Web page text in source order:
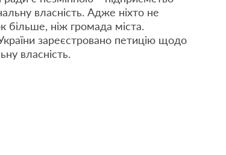
власність. Адже ніхто не
більше, ніж громада міста.
зареєстровано петицію щодо
власність.